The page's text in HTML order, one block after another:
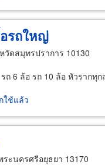
รถใหญ่
วัดสมุทรปราการ 10130
ถ 6 ล้อ รถ 10 ล้อ หัวราก
ใช้แล้ว
ะนครศรีอยุธยา 13170